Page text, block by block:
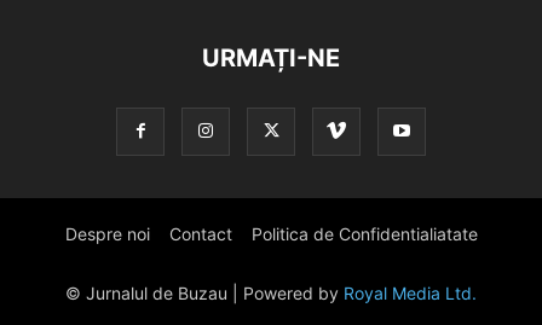
URMAȚI-NE
Despre noi Contact Politica de Confidentialiatate
© Jurnalul de Buzau | Powered by Royal Media Ltd.